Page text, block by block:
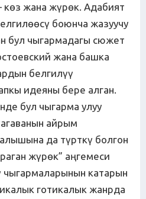
көз жана жүрөк. Адабият
боюнча жазуучу
бул чыгармадагы сюжет
жана башка
белгилүү
идеяны бере алган.
бул чыгарма улуу
айрым
да түрткү болгон
жүрөк” аңгемеси
чыгармаларынын катарын
готикалык жанрда